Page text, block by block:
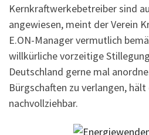
Kernkraftwerkebetreiber sind
angewiesen, meint der Verein
E.ON-Manager vermutlich
willkürliche vorzeitige
Deutschland gerne mal
Bürgschaften zu verlangen,
nachvollziehbar.